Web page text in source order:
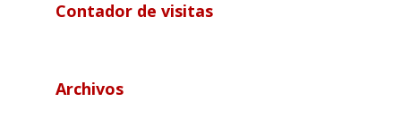
Contador de visitas
Archivos